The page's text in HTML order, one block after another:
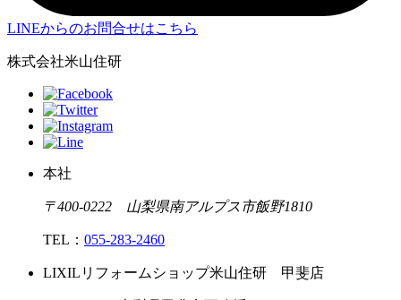
LINEからのお問合せはこちら
株式会社米山住研
本社
〒400-0222 山梨県南アルプス市飯野1810
TEL： 055-283-2460
LIXILリフォームショップ米山住研 甲斐店